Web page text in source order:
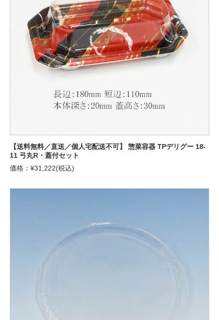
【送料無料／直送／個人宅配送不可】 惣菜容器 TPデリグー 18-
11 弓丸R・蓋付セット
価格：¥31,222(税込)